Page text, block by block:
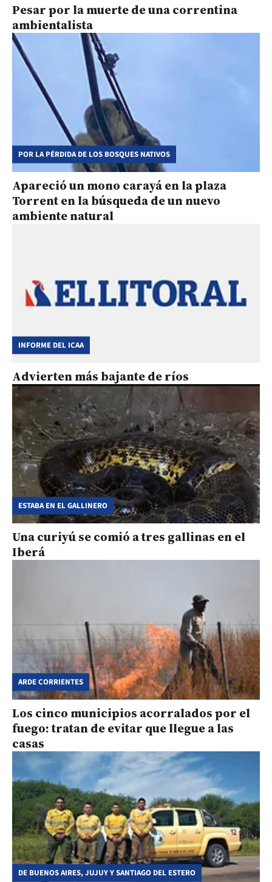
Pesar por la muerte de una correntina
ambientalista
POR LA PÉRDIDA DE LOS BOSQUES NATIVOS
Apareció un mono carayá en la plaza
Torrent en la búsqueda de un nuevo
ambiente natural
INFORME DEL ICAA
Advierten más bajante de ríos
ESTABA EN EL GALLINERO
Una curiyú se comió a tres gallinas en el
Iberá
ARDE CORRIENTES
Los cinco municipios acorralados por el
fuego: tratan de evitar que llegue a las
casas
DE BUENOS AIRES, JUJUY Y SANTIAGO DEL ESTERO